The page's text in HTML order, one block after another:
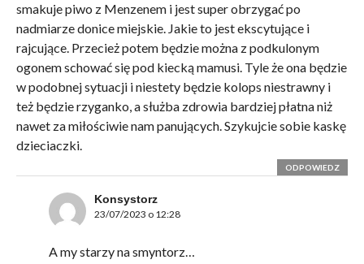
smakuje piwo z Menzenem i jest super obrzygać po
nadmiarze donice miejskie. Jakie to jest ekscytujące i
rajcujące. Przecież potem będzie można z podkulonym
ogonem schować się pod kiecką mamusi. Tyle że ona będzie
w podobnej sytuacji i niestety będzie kolops niestrawny i
też będzie rzyganko, a służba zdrowia bardziej płatna niż
nawet za miłościwie nam panujących. Szykujcie sobie kaskę
dzieciaczki.
ODPOWIEDZ
Konsystorz
23/07/2023 o 12:28
A my starzy na smyntorz…